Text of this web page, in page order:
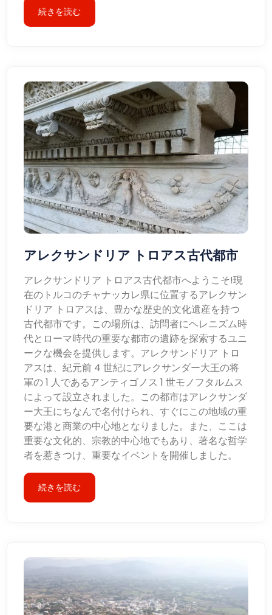
続きを読む
アレクサンドリア トロアス古代都市
アレクサンドリア トロアス古代都市へようこそ!現
在のトルコのチャナッカレ県に位置するアレクサン
ドリア トロアスは、豊かな歴史的文化遺産を持つ
古代都市です。この場所は、訪問者にヘレニズム時
代とローマ時代の重要な都市の遺跡を探索するユニ
ークな機会を提供します。アレクサンドリア トロ
アスは、紀元前 4 世紀にアレクサンダー大王の将
軍の 1 人であるアンティゴノス 1 世モノフタルムス
によって設立されました。この都市はアレクサンダ
ー大王にちなんで名付けられ、すぐにこの地域の重
要な港と商業の中心地となりました。また、ここは
重要な文化的、宗教的中心地でもあり、著名な哲学
者を惹きつけ、重要なイベントを開催しました。
続きを読む